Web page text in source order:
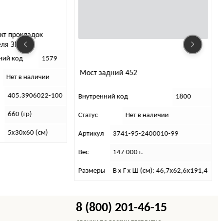
1579
100
(см)
Мост задний 452
Внутренний код
Нет в наличии
Артикул 3741-95-2400010-99
147 000 г.
Размеры В х Г х Ш (см): 46,7х62,6х191,4
8 (800) 201-46-15